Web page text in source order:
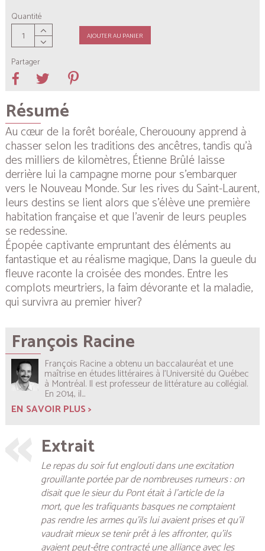
Quantité
AJOUTER AU PANIER
Partager
Résumé
Au cœur de la forêt boréale, Cherououny apprend à
chasser selon les traditions des ancêtres, tandis qu’à
des milliers de kilomètres, Étienne Brûlé laisse
derrière lui la campagne morne pour s’embarquer
vers le Nouveau Monde. Sur les rives du Saint-Laurent,
leurs destins se lient alors que s’élève une première
habitation française et que l’avenir de leurs peuples
se redessine.
Épopée captivante empruntant des éléments au
fantastique et au réalisme magique,Dans la gueule du
fleuveraconte la croisée des mondes. Entre les
complots meurtriers, la faim dévorante et la maladie,
qui survivra au premier hiver?
François Racine
François Racine a obtenu un baccalauréat et une
maîtrise en études littéraires à l’Université du Québec
à Montréal. Il est professeur de littérature au collégial.
En 2014, il...
EN SAVOIR PLUS >
Extrait
Le repas du soir fut englouti dans une excitation
grouillante portée par de nombreuses rumeurs : on
disait que le sieur du Pont était à l’article de la
mort, que les trafiquants basques ne comptaient
pas rendre les armes qu’ils lui avaient prises et qu’il
vaudrait mieux se tenir prêt à les affronter, qu’ils
avaient peut-être contracté une alliance avec les